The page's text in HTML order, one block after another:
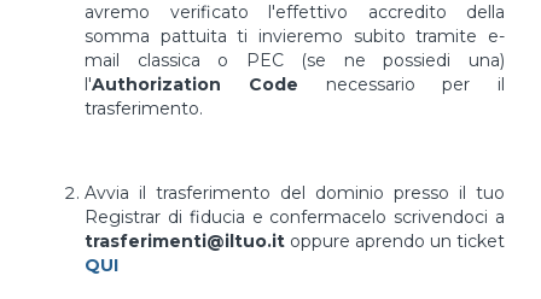
avremo verificato l'effettivo accredito della
somma pattuita ti invieremo subito tramite e-
mail classica o PEC (se ne possiedi una)
l'Authorization Code necessario per il
trasferimento.
Avvia il trasferimento del dominio presso il tuo
Registrar di fiducia e confermacelo scrivendoci a
trasferimenti@iltuo.it oppure aprendo un ticket
QUI